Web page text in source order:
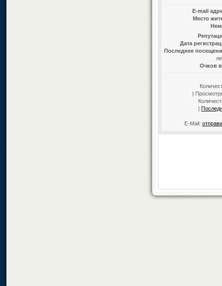
E-mail
Место
Дата
Последнее
Очков в
|
|
E-Mail: